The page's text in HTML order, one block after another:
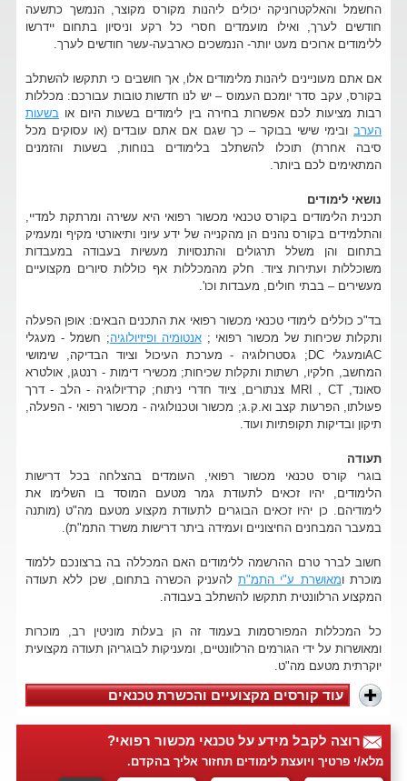
החשמל והאלקטרוניקה יכולים ליהנות מקורס מקוצר, הנמשך כתשעה
חודשים לערך, ואילו מועמדים חסרי כל רקע וניסיון בתחום יידרשו
ללימודים ארוכים מעט יותר- הנמשכים כארבעה-עשר חודשים לערך.
אם אתם מעוניינים ליהנות מלימודים אלו, אך חושבים כי תתקשו להשתלב
בקורס, עקב סדר יומכם העמוס – יש לנו חדשות טובות עבורכם: מכללות
רבות מציעות לכם אפשרות בחירה בין לימודים בשעות היום או בשעות
הערבובימי שישי בבוקר – כך שגם אם אתם עובדים (או עסוקים מכל
סיבה אחרת) תוכלו להשתלב בלימודים בנוחות, בשעות והזמנים
המתאימים לכם ביותר.
נושאי לימודים
תכנית הלימודים בקורס טכנאי מכשור רפואי היא עשירה ומרתקת למדיי,
והתלמידים בקורס נהנים הן מהקנייה של ידע עיוני ותיאורטי מקיף ומעמיק
בתחום והן משלל תרגולים והתנסויות מעשיות בעבודה במעבדות
משוכללות ועתירות ציוד. חלק מהמכללות אף כוללות סיורים מקצועיים
מעשירים – בבתי חולים, מעבדות וכו'.
בד"כ כוללים לימודי טכנאי מכשור רפואי את התכנים הבאים: אופן הפעלה
ותקלות שכיחות של מכשור רפואי ;אנטומיה ופיזיולוגיה; חשמל - מעגלי
ACומעגלי DC; גסטרולוגיה - מערכת העיכול וציוד הבדיקה, שימושי
המחשב, חלקיו, רשתות ותקלות שכיחות; מכשירי דימות - רנטגן, אולטרא
סאונד, MRI , CT צנתורים, ציוד חדרי ניתוח; קרדיולוגיה - הלב - דרך
פעולתו, הפרעות קצב וא.ק.ג; מכשור וטכנולוגיה - מכשור רפואי - הפעלה,
תיקון ובדיקות תקופתיות ועוד.
תעודה
בוגרי קורס טכנאי מכשור רפואי, העומדים בהצלחה בכל דרישות
הלימודים, יהיו זכאים לתעודת גמר מטעם המוסד בו השלימו את
לימודיהם. כן יהיו זכאים הבוגרים לתעודת מקצוע מטעם מה"ט (מותנה
במעבר המבחנים החיצוניים ועמידה ביתר דרישות משרד התמ"ת).
חשוב לברר טרם ההרשמה ללימודים האם המכללה בה ברצונכם ללמוד
מוכרת ומאושרת ע"י התמ"תלהעניק הכשרה בתחום, שכן ללא תעודה
המקצוע הרלוונטית תתקשו להשתלב בעבודה.
כל המכללות המפורסמות בעמוד זה הן בעלות מוניטין רב, מוכרות
ומאושרות על ידי הגורמים הרלוונטיים, ומעניקות לבוגריהן תעודה מקצועית
יוקרתית מטעם מה"ט.
עוד קורסים מקצועיים והכשרת טכנאים
רוצה לקבל מידע על טכנאי מכשור רפואי?
מלא/י פרטיך ויועצת לימודים תחזור אליך בהקדם.